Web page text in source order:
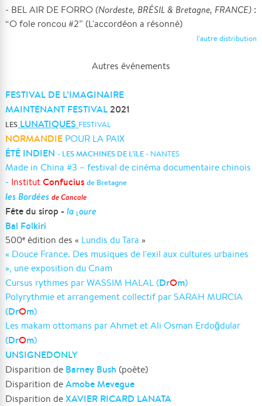
- BEL AIR DE FORRO (Nordeste, BRÉSIL & Bretagne, FRANCE) :
“O fole roncou #2” (L'accordéon a résonné)
l’autre distribution
Autres événements
FESTIVAL DE L’IMAGINAIRE
MAINTENANT FESTIVAL2021
LES LUNATIQUES FESTIVAL
NORMANDIE POUR LA PAIX
ÉTÉ INDIEN - LES MACHINES DE L’îLE - NANTES
Made in China #3 – festival de cinéma documentaire chinois
- InstitutConfucius de Bretagne
les Bordées de Cancale
Fête du sirop -laLoure
Bal Folkiri
500e édition des « Lundis du Tara »
« Douce France. Des musiques de l'exil aux cultures urbaines
», une exposition du Cnam
Cursus rythmes par WASSIM HALAL (DrOm)
Polyrythmie et arrangement collectif par SARAH MURCIA
(DrOm)
Les makam ottomans par Ahmet et Ali Osman Erdoğdular
(DrOm)
UNSIGNEDONLY
Disparition de Barney Bush (poète)
Disparition deAmobe Mevegue
Disparition deXAVIER RICARD LANATA